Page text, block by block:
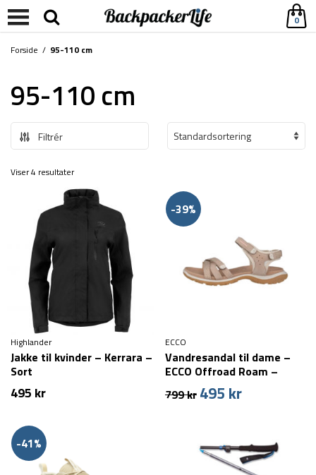
0
Forside / 95-110 cm
95-110 cm
Filtrér
Viser 4 resultater
Highlander
Jakke til kvinder – Kerrara –
Sort
495 kr
-39%
ECCO
Vandresandal til dame –
ECCO Offroad Roam –
799kr Den
799 kr.
495 krDen
495 kr.
-41%